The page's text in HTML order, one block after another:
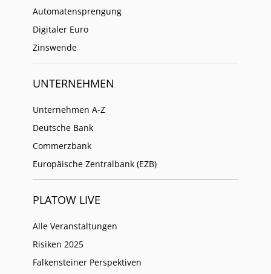
Automatensprengung
Digitaler Euro
Zinswende
UNTERNEHMEN
Unternehmen A-Z
Deutsche Bank
Commerzbank
Europäische Zentralbank (EZB)
PLATOW LIVE
Alle Veranstaltungen
Risiken 2025
Falkensteiner Perspektiven